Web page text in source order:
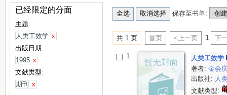
已经限定的分面
主题:
人类工效学 x
出版日期:
1995 x
文献类型:
期刊 x
保存至书单:
共 1 页 首页 <上一页 1 下
1.
人类工效学
著者:金会
出版社: 人
文献类型: